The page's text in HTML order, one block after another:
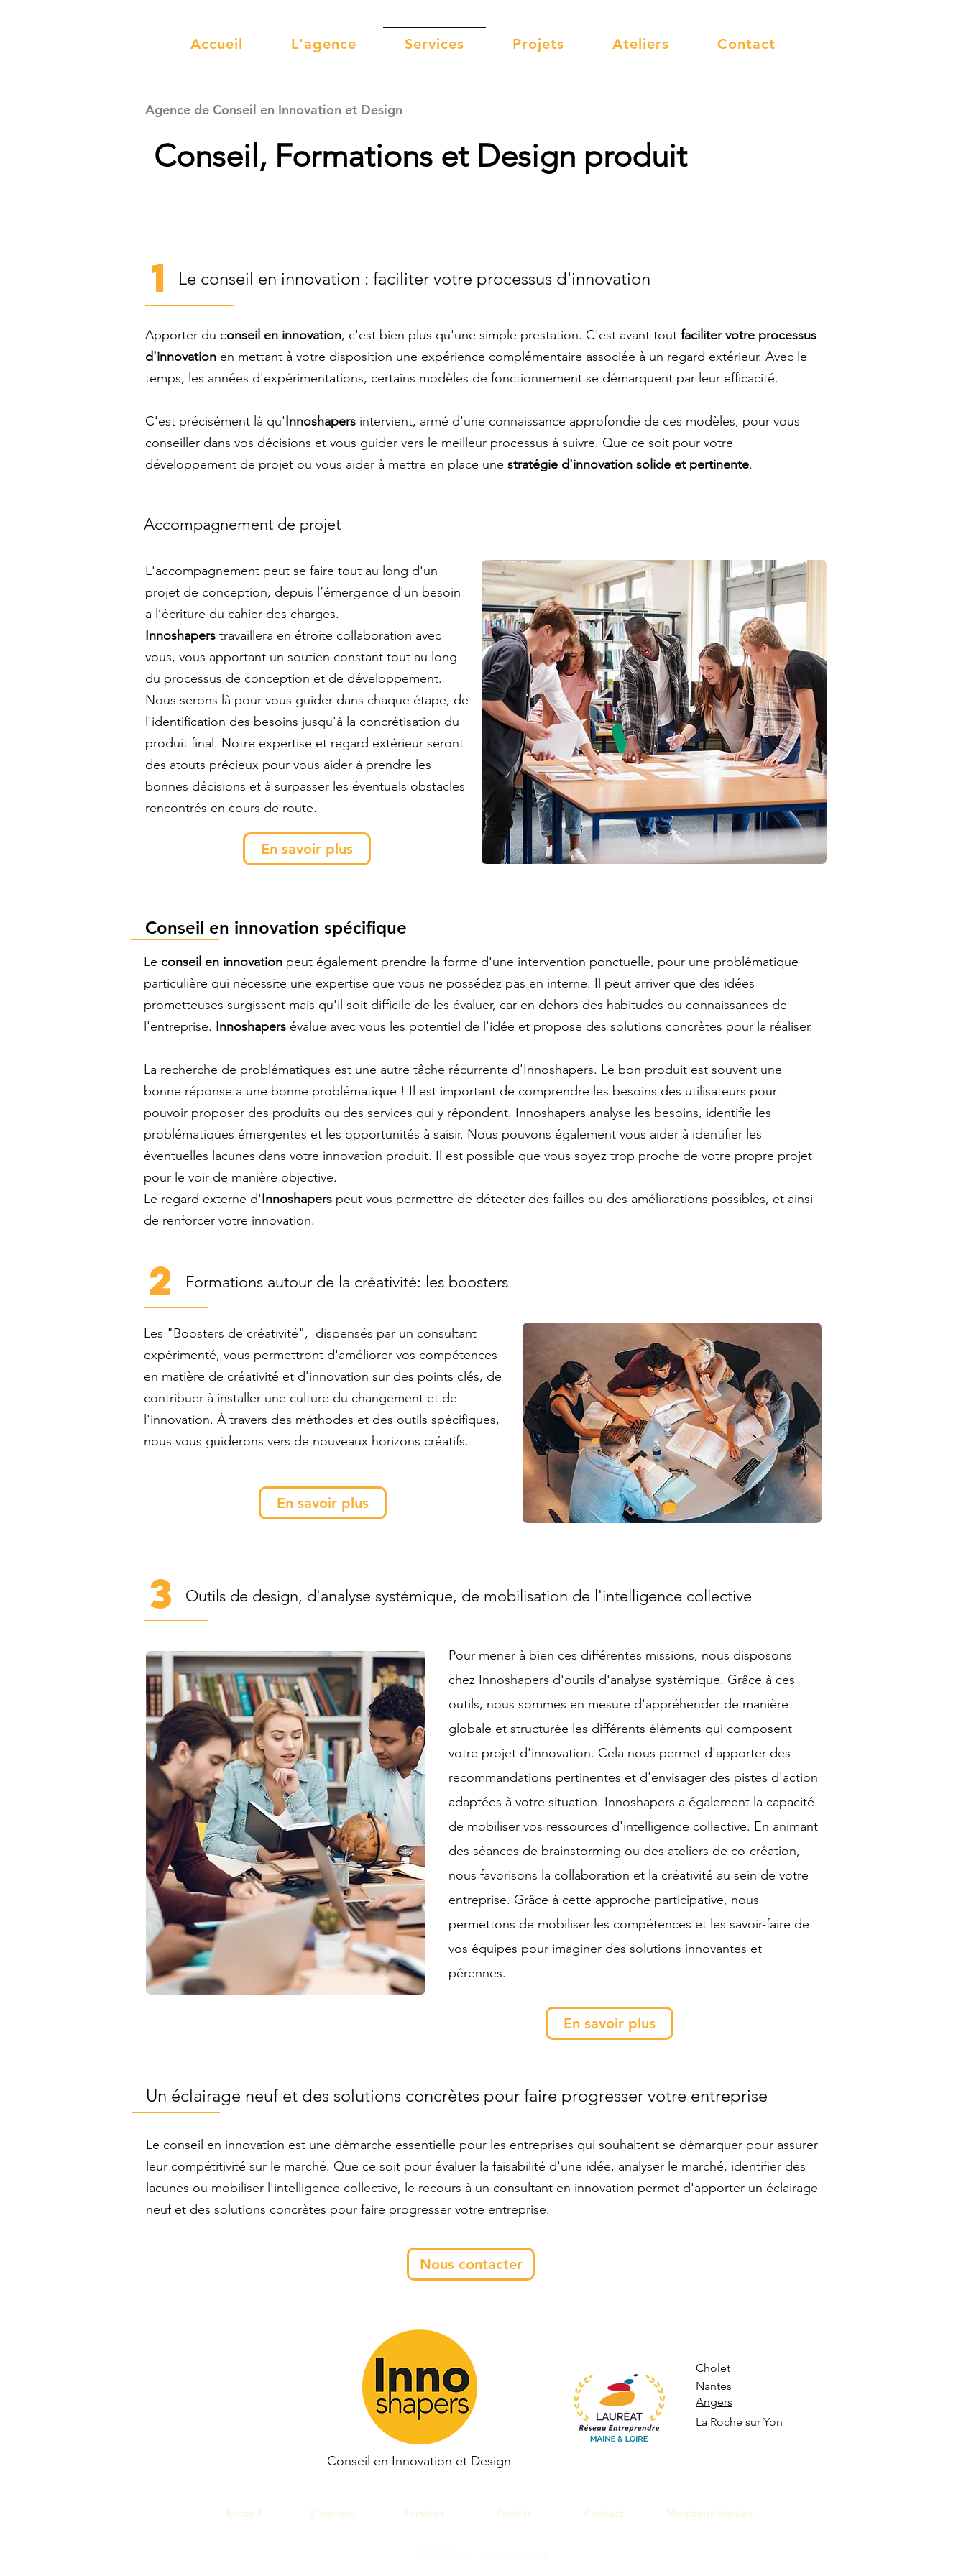
Accueil L'agence Services Projets Ateliers Contact
Conseil, Formations et Design produit
Agence de Conseil en Innovation et Design
1 Le conseil en innovation : faciliter votre processus d'innovation
Apporter du conseil en innovation, c'est bien plus qu'une simple prestation. C'est avant tout faciliter votre processus
d'innovation en mettant à votre disposition une expérience complémentaire associée à un regard extérieur. Avec le
temps, les années d'expérimentations, certains modèles de fonctionnement se démarquent par leur efficacité.
C'est précisément là qu'Innoshapers intervient, armé d'une connaissance approfondie de ces modèles, pour vous
conseiller dans vos décisions et vous guider vers le meilleur processus à suivre. Que ce soit pour votre
développement de projet ou vous aider à mettre en place une stratégie d'innovation solide et pertinente.
Accompagnement de projet
L'accompagnement peut se faire tout au long d'un
projet de conception, depuis l’émergence d'un besoin
a l’écriture du cahier des charges.
Innoshapers travaillera en étroite collaboration avec
vous, vous apportant un soutien constant tout au long
du processus de conception et de développement.
Nous serons là pour vous guider dans chaque étape, de
l'identification des besoins jusqu'à la concrétisation du
produit final. Notre expertise et regard extérieur seront
des atouts précieux pour vous aider à prendre les
bonnes décisions et à surpasser les éventuels obstacles
rencontrés en cours de route.
En savoir plus
Conseil en innovation spécifique
Le conseil en innovation peut également prendre la forme d'une intervention ponctuelle, pour une problématique
particulière qui nécessite une expertise que vous ne possédez pas en interne. Il peut arriver que des idées
prometteuses surgissent mais qu'il soit difficile de les évaluer, car en dehors des habitudes ou connaissances de
l'entreprise. Innoshapers évalue avec vous les potentiel de l'idée et propose des solutions concrètes pour la réaliser.
La recherche de problématiques est une autre tâche récurrente d'Innoshapers. Le bon produit est souvent une
bonne réponse a une bonne problématique ! Il est important de comprendre les besoins des utilisateurs pour
pouvoir proposer des produits ou des services qui y répondent. Innoshapers analyse les besoins, identifie les
problématiques émergentes et les opportunités à saisir. Nous pouvons également vous aider à identifier les
éventuelles lacunes dans votre innovation produit. Il est possible que vous soyez trop proche de votre propre projet
pour le voir de manière objective.
Le regard externe d'Innoshapers peut vous permettre de détecter des failles ou des améliorations possibles, et ainsi
de renforcer votre innovation.
2 Formations autour de la créativité: les boosters
Les "Boosters de créativité", dispensés par un consultant
expérimenté, vous permettront d'améliorer vos compétences
en matière de créativité et d'innovation sur des points clés, de
contribuer à installer une culture du changement et de
l'innovation. À travers des méthodes et des outils spécifiques,
nous vous guiderons vers de nouveaux horizons créatifs.
En savoir plus
3 Outils de design, d'analyse systémique, de mobilisation de l'intelligence collective
Pour mener à bien ces différentes missions, nous disposons
chez Innoshapers d'outils d'analyse systémique. Grâce à ces
outils, nous sommes en mesure d'appréhender de manière
globale et structurée les différents éléments qui composent
votre projet d'innovation. Cela nous permet d'apporter des
recommandations pertinentes et d'envisager des pistes d'action
adaptées à votre situation. Innoshapers a également la capacité
de mobiliser vos ressources d'intelligence collective. En animant
des séances de brainstorming ou des ateliers de co-création,
nous favorisons la collaboration et la créativité au sein de votre
entreprise. Grâce à cette approche participative, nous
permettons de mobiliser les compétences et les savoir-faire de
vos équipes pour imaginer des solutions innovantes et
pérennes.
En savoir plus
Un éclairage neuf et des solutions concrètes pour faire progresser votre entreprise
Le conseil en innovation est une démarche essentielle pour les entreprises qui souhaitent se démarquer pour assurer
leur compétitivité sur le marché. Que ce soit pour évaluer la faisabilité d'une idée, analyser le marché, identifier des
lacunes ou mobiliser l'intelligence collective, le recours à un consultant en innovation permet d'apporter un éclairage
neuf et des solutions concrètes pour faire progresser votre entreprise.
Nous contacter
Cholet
Nantes
Angers
La Roche sur Yon
Conseil en Innovation et Design
Accueil L'agence Services Projets Contact Mentions légales